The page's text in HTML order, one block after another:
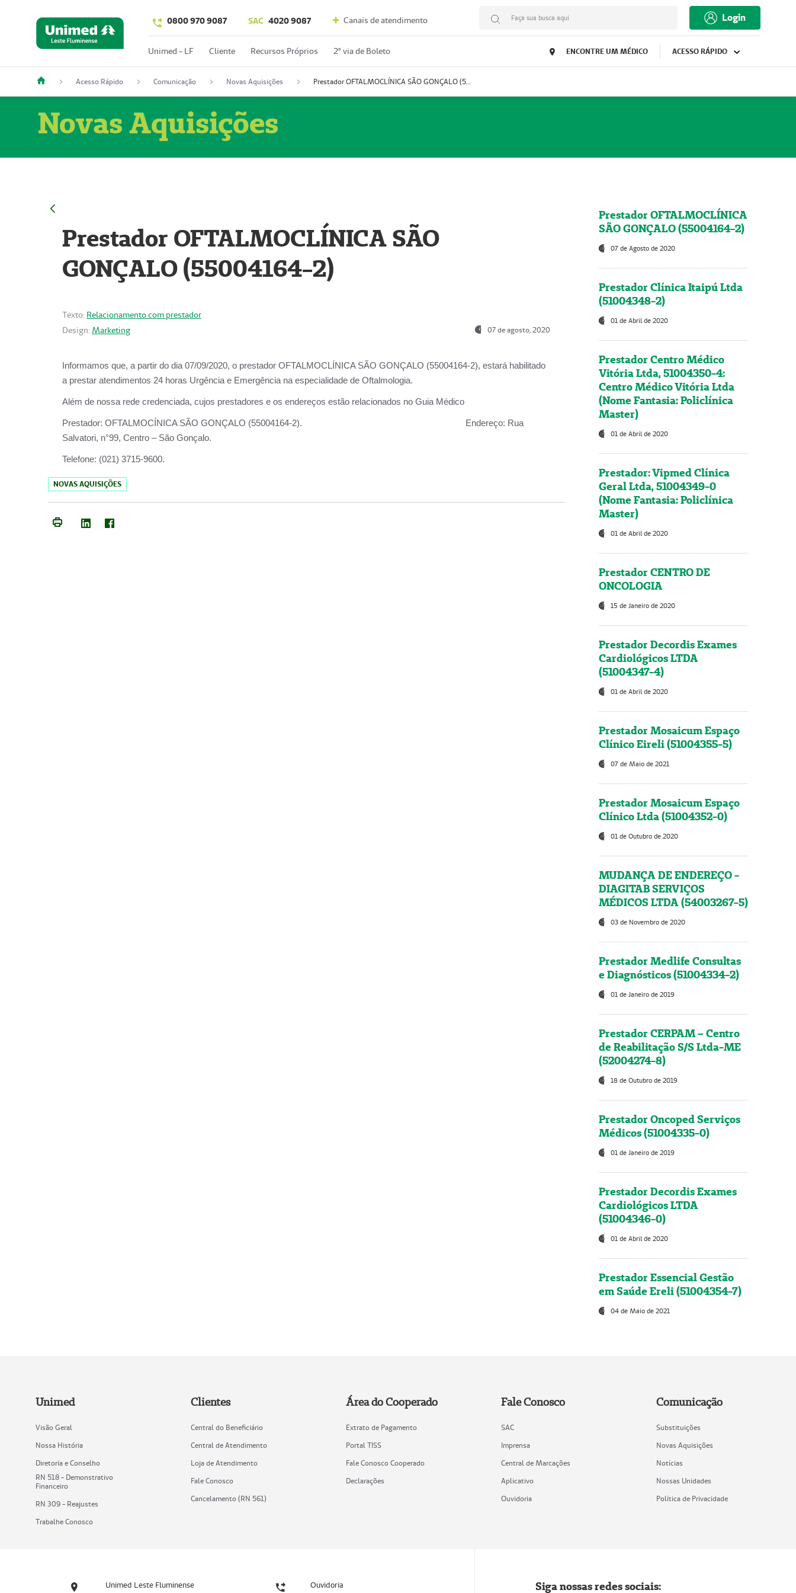
0800 970 9087 SAC 4020 9087 Canais de atendimento Faça sua busca aqui Login
Unimed - LF Cliente Recursos Próprios 2º via de Boleto ENCONTRE UM MÉDICO ACESSO RÁPIDO
Acesso Rápido Comunicação Novas Aquisições Prestador OFTALMOCLÍNICA SÃO GONÇALO (55004164-2)
Novas Aquisições
Prestador OFTALMOCLÍNICA SÃO
GONÇALO (55004164-2)
Texto: Relacionamento com prestador
Design: Marketing 07 de agosto, 2020
Informamos que, a partir do dia 07/09/2020, o prestador OFTALMOCLÍNICA SÃO GONÇALO (55004164-2), estará habilitado
a prestar atendimentos 24 horas Urgência e Emergência na especialidade de Oftalmologia.
Além de nossa rede credenciada, cujos prestadores e os endereços estão relacionados no Guia Médico
Prestador: OFTALMOCÍNICA SÃO GONÇALO (55004164-2). Endereço: Rua
Salvatori, n°99, Centro – São Gonçalo.
Telefone: (021) 3715-9600.
NOVAS AQUISIÇÕES
Prestador OFTALMOCLÍNICA
SÃO GONÇALO (55004164-2)
07 de Agosto de 2020
Prestador Clínica Itaipú Ltda
(51004348-2)
01 de Abril de 2020
Prestador Centro Médico
Vitória Ltda, 51004350-4:
Centro Médico Vitória Ltda
(Nome Fantasia: Policlínica
Master)
01 de Abril de 2020
Prestador: Vipmed Clínica
Geral Ltda, 51004349-0
(Nome Fantasia: Policlínica
Master)
01 de Abril de 2020
Prestador CENTRO DE
ONCOLOGIA
15 de Janeiro de 2020
Prestador Decordis Exames
Cardiológicos LTDA
(51004347-4)
01 de Abril de 2020
Prestador Mosaicum Espaço
Clínico Eireli (51004355-5)
07 de Maio de 2021
Prestador Mosaicum Espaço
Clínico Ltda (51004352-0)
01 de Outubro de 2020
MUDANÇA DE ENDEREÇO -
DIAGITAB SERVIÇOS
MÉDICOS LTDA (54003267-5)
03 de Novembro de 2020
Prestador Medlife Consultas
e Diagnósticos (51004334-2)
01 de Janeiro de 2019
Prestador CERPAM – Centro
de Reabilitação S/S Ltda-ME
(52004274-8)
18 de Outubro de 2019
Prestador Oncoped Serviços
Médicos (51004335-0)
01 de Janeiro de 2019
Prestador Decordis Exames
Cardiológicos LTDA
(51004346-0)
01 de Abril de 2020
Prestador Essencial Gestão
em Saúde Ereli (51004354-7)
04 de Maio de 2021
Unimed
Visão Geral
Nossa História
Diretoria e Conselho
RN 518 - Demonstrativo
Financeiro
RN 309 - Reajustes
Trabalhe Conosco
Clientes
Central do Beneficiário
Central de Atendimento
Loja de Atendimento
Fale Conosco
Cancelamento (RN 561)
Área do Cooperado
Extrato de Pagamento
Portal TISS
Fale Conosco Cooperado
Declarações
Fale Conosco
SAC
Imprensa
Central de Marcações
Aplicativo
Ouvidoria
Comunicação
Substituições
Novas Aquisições
Notícias
Nossas Unidades
Política de Privacidade
Unimed Leste Fluminense Ouvidoria Siga nossas redes sociais: